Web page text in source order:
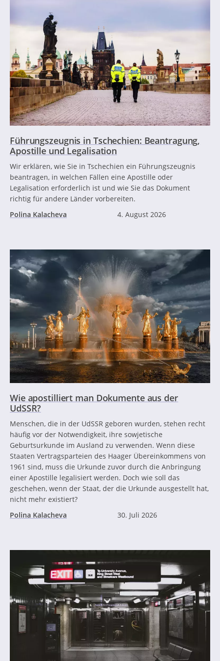
Führungszeugnis in Tschechien: Beantragung,
Apostille und Legalisation
Wir erklären, wie Sie in Tschechien ein Führungszeugnis
beantragen, in welchen Fällen eine Apostille oder
Legalisation erforderlich ist und wie Sie das Dokument
richtig für andere Länder vorbereiten.
Polina Kalacheva
4. August 2026
Wie apostilliert man Dokumente aus der
UdSSR?
Menschen, die in der UdSSR geboren wurden, stehen recht
häufig vor der Notwendigkeit, ihre sowjetische
Geburtsurkunde im Ausland zu verwenden. Wenn diese
Staaten Vertragsparteien des Haager Übereinkommens von
1961 sind, muss die Urkunde zuvor durch die Anbringung
einer Apostille legalisiert werden. Doch wie soll das
geschehen, wenn der Staat, der die Urkunde ausgestellt hat,
nicht mehr existiert?
Polina Kalacheva
30. Juli 2026